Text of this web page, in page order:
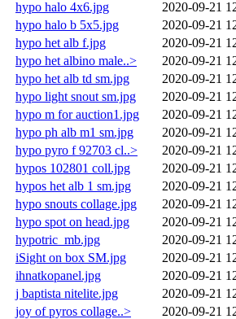
hypo halo 4x6.jpg
2020-09-21
hypo halo b 5x5.jpg
2020-09-21
hypo het alb f.jpg
2020-09-21
hypo het albino male..>
2020-09-21
hypo het alb td sm.jpg
2020-09-21
hypo light snout sm.jpg
2020-09-21
hypo m for auction1.jpg
2020-09-21
hypo ph alb m1 sm.jpg
2020-09-21
hypo pyro f 92703 cl..>
2020-09-21
hypos 102801 coll.jpg
2020-09-21
hypos het alb 1 sm.jpg
2020-09-21
hypo snouts collage.jpg
2020-09-21
hypo spot on head.jpg
2020-09-21
hypotric_mb.jpg
2020-09-21
iSight on box SM.jpg
2020-09-21
ihnatkopanel.jpg
2020-09-21
j baptista nitelite.jpg
2020-09-21
joy of pyros collage..>
2020-09-21